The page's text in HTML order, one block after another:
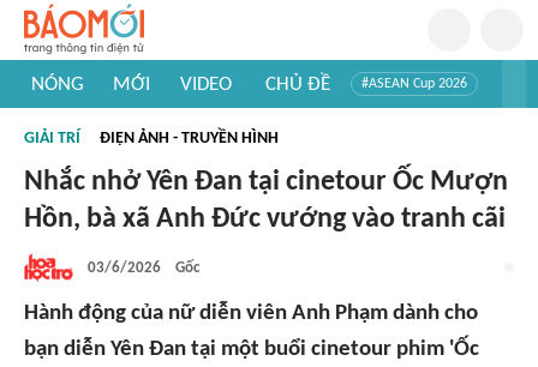
NÓNG MỚI VIDEO CHỦ ĐỀ #ASEAN Cup 2026
#Khám phá thế giới
GIẢI TRÍ ĐIỆN ẢNH - TRUYỀN HÌNH
Nhắc nhở Yên Đan tại cinetour Ốc Mượn
Hồn, bà xã Anh Đức vướng vào tranh cãi
03/6/2026 Gốc
Hành động của nữ diễn viên Anh Phạm dành cho
bạn diễn Yên Đan tại một buổi cinetour phim 'Ốc